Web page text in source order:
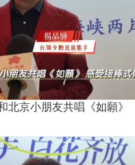
北京小朋友共唱《如願